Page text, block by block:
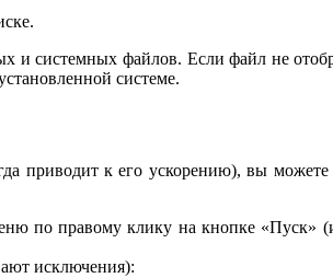
системных файлов. Если файл не
системе.
приводит к его ускорению), вы
по правому клику на кнопке
исключения):